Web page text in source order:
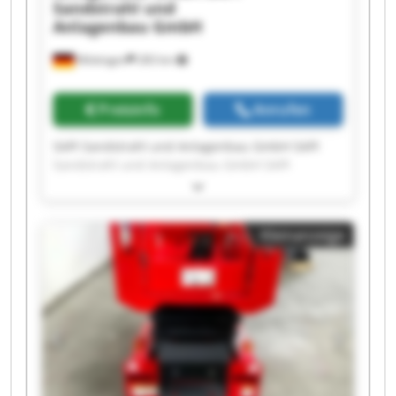
Möttingen 283 km
Sandstrahl und
Anlagenbau GmbH
Preisinfo Anrufen
SAPI Sandstrahl und Anlagenbau GmbH SAPI
Sandstrahl und Anlagenbau GmbH SAPI
Sandstrahl und Anlagenbau GmbH SAPI
Sandstrahl und Anlagenbau GmbH SAPI
Sandstrahl und Anlagenbau GmbH SAPI
Sandstrahl und Anlagenbau GmbH SAPI
Sandstrahl und Anlagenbau GmbH SAPI
Sandstrahl und Anlagenbau GmbH SAPI
Sandstrahl und Anlagenbau GmbH SAPI
Sandstrahl und Anlagenbau GmbH SAPI
Sandstrahl und Anlagenbau GmbH SAPI
Sandstrahl und Anlagenbau GmbH SAPI
Kleinanzeige